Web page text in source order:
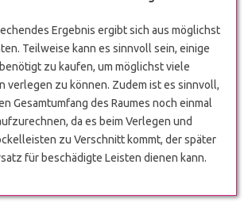
Ergebnis ergibt sich aus möglichst
Teilweise kann es sinnvoll sein, einige
zu kaufen, um möglichst viele
verlegen zu können. Zudem ist es sinnvoll,
Gesamtumfang des Raumes noch einmal
da es beim Verlegen und
zu Verschnitt kommt, der später
für beschädigte Leisten dienen kann.